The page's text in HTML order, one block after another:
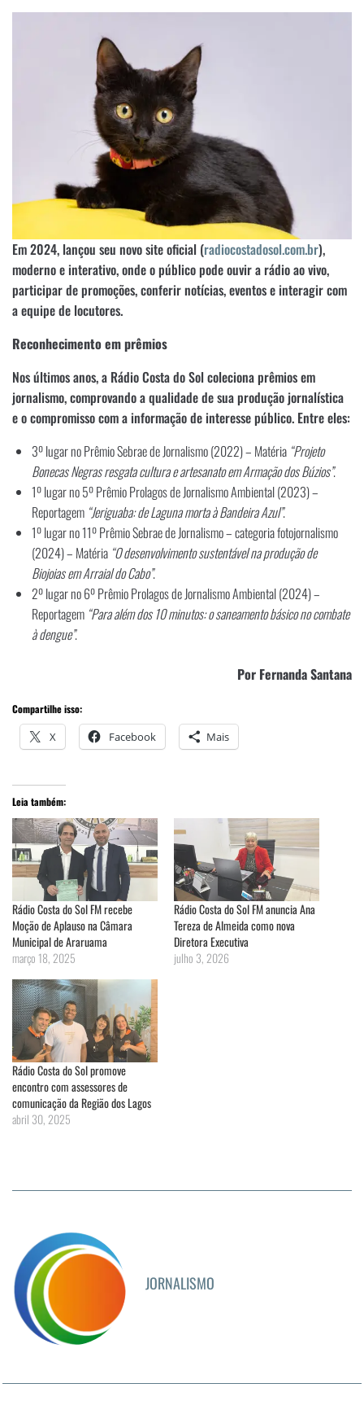
Em 2024, lançou seu novo site oficial (radiocostadosol.com.br),
moderno e interativo, onde o público pode ouvir a rádio ao vivo,
participar de promoções, conferir notícias, eventos e interagir com
a equipe de locutores.
Reconhecimento em prêmios
Nos últimos anos, a Rádio Costa do Sol coleciona prêmios em
jornalismo, comprovando a qualidade de sua produção jornalística
e o compromisso com a informação de interesse público. Entre eles:
3º lugar no Prêmio Sebrae de Jornalismo (2022) – Matéria “Projeto
Bonecas Negras resgata cultura e artesanato em Armação dos Búzios”.
1º lugar no 5º Prêmio Prolagos de Jornalismo Ambiental (2023) –
Reportagem “Jeriguaba: de Laguna morta à Bandeira Azul”.
1º lugar no 11º Prêmio Sebrae de Jornalismo – categoria fotojornalismo
(2024) – Matéria “O desenvolvimento sustentável na produção de
Biojoias em Arraial do Cabo”.
2º lugar no 6º Prêmio Prolagos de Jornalismo Ambiental (2024) –
Reportagem “Para além dos 10 minutos: o saneamento básico no combate
à dengue”.
Por Fernanda Santana
Compartilhe isso:
X Facebook Mais
Leia também:
Rádio Costa do Sol FM recebe
Moção de Aplauso na Câmara
Municipal de Araruama
março 18, 2025
Rádio Costa do Sol FM anuncia Ana
Tereza de Almeida como nova
Diretora Executiva
julho 3, 2026
Rádio Costa do Sol promove
encontro com assessores de
comunicação da Região dos Lagos
abril 30, 2025
JORNALISMO